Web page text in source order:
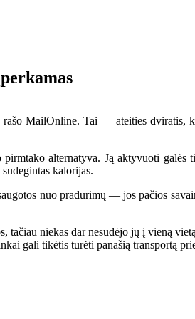
MailOnline. Tai ― ateities
alternatyva. Ją aktyvuoti
kalorijas.
nuo pradūrimų ― jos pačios
niekas dar nesudėjo jų į vieną
gali tikėtis turėti panašią transportą